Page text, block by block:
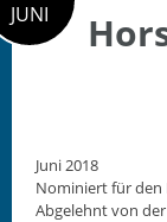
JUNI
Juni 2018
Nominiert für den
Abgelehnt von